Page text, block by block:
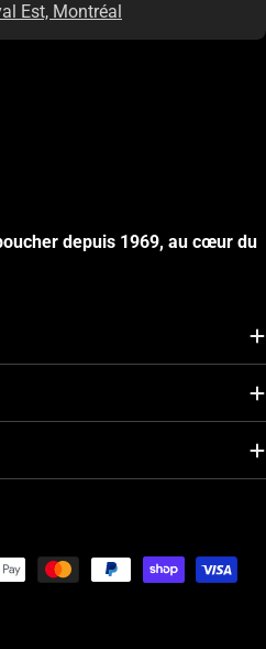
Est, Montréal
depuis 1969, au cœur du